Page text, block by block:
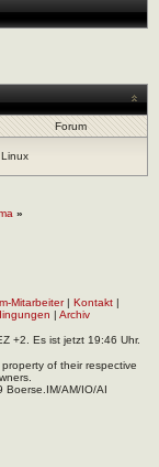
Forum
Linux
»
Mitarbeiter| Kontakt|
| Archiv
+2. Es ist jetzt 19:46 Uhr.
of their respective
Boerse.IM/AM/IO/AI